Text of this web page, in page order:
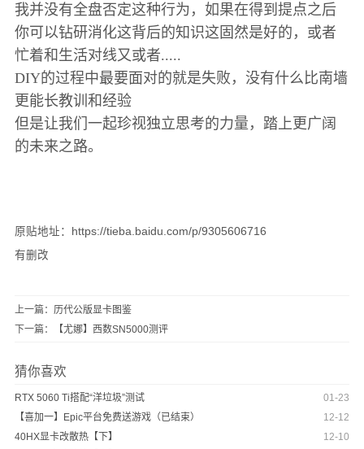
我并没有全盘否定这种行为，如果在得到提点之后
你可以钻研消化这背后的知识这固然是好的，或者
忙着和生活对线又或者.....
DIY的过程中最要面对的就是失败，没有什么比南墙
更能长教训和经验
但是让我们一起珍视独立思考的力量，踏上更广阔
的未来之路。
原贴地址：https://tieba.baidu.com/p/9305606716
有删改
上一篇： 历代公版显卡图鉴
下一篇：
【尤娜】西数SN5000测评
猜你喜欢
01-23
RTX 5060 Ti搭配“洋垃圾”测试
12-12
【喜加一】Epic平台免费送游戏（已结束）
12-10
40HX显卡改散热【下】